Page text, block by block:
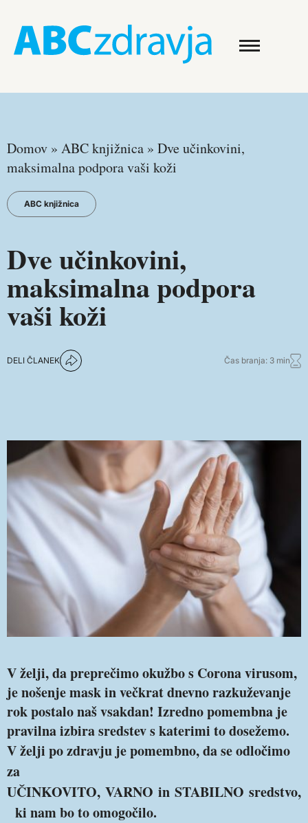
Domov » ABC knjižnica » Dve učinkovini,
maksimalna podpora vaši koži
ABC knjižnica
Dve učinkovini,
maksimalna podpora
vaši koži
DELI ČLANEK Čas branja: 3 min
V želji, da preprečimo okužbo s Corona virusom,
je nošenje mask in večkrat dnevno razkuževanje
rok postalo naš vsakdan! Izredno pomembna je
pravilna izbira sredstev s katerimi to dosežemo.
V želji po zdravju je pomembno, da se odločimo
za
UČINKOVITO, VARNO in STABILNO sredstvo,
ki nam bo to omogočilo.